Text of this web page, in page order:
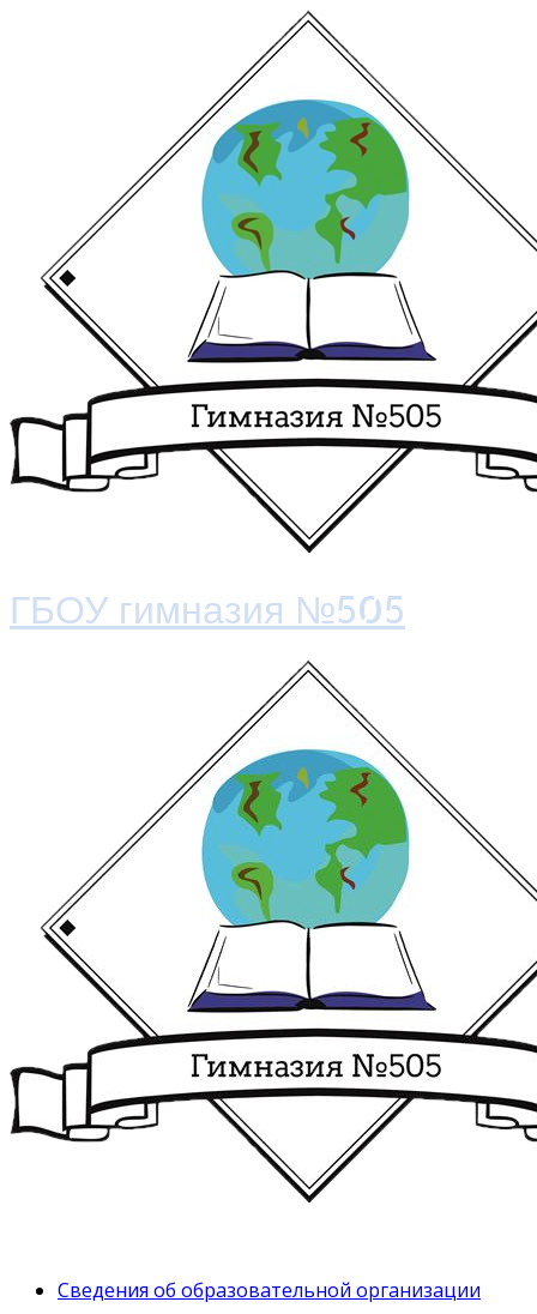
ГБОУ гимназия №505
Сведения об образовательной организации